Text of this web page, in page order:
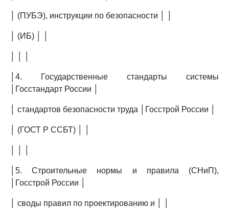
│ (ПУБЭ), инструкции по безопасности │ │
│ (ИБ) │ │
│4. Государственные стандарты системы
│Госстандарт России │
│ стандартов безопасности труда │Госстрой России │
│ (ГОСТ Р ССБТ) │ │
│5. Строительные нормы и правила (СНиП),
│Госстрой России │
│ своды правил по проектированию и │ │